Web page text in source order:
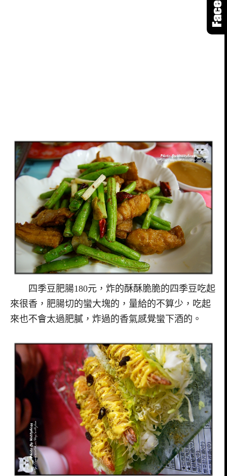
四季豆肥腸180元，炸的酥酥脆脆的四季豆吃起
來很香，肥腸切的蠻大塊的，量給的不算少，吃起
來也不會太過肥膩，炸過的香氣感覺蠻下酒的。